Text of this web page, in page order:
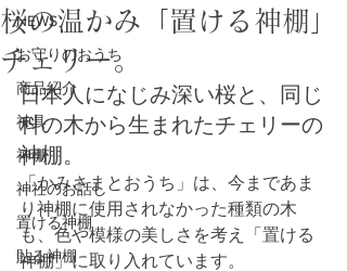
NEWS
お守りのおうち
商品紹介
神具
神棚
神社のお話し
置ける神棚
貼る神棚
桜の温かみ「置ける神棚」
チェリー。
日本人になじみ深い桜と、同じ
科の木から生まれたチェリーの
神棚。
「かみさまとおうち」は、今まであま
り神棚に使用されなかった種類の木
も、色や模様の美しさを考え「置ける
神棚」に取り入れています。